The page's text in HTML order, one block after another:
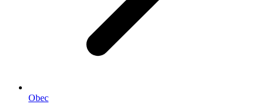
Obec